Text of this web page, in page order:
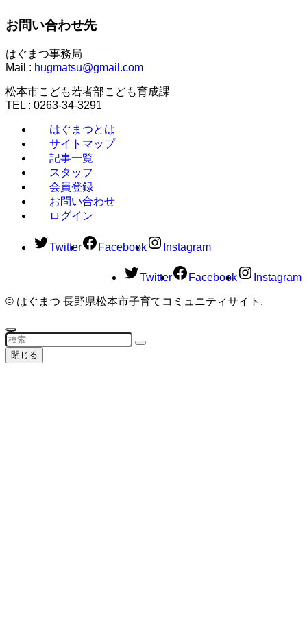
お問い合わせ先
はぐまつ事務局
Mail : hugmatsu@gmail.com
松本市こども若者部こども育成課
TEL : 0263-34-3291
はぐまつとは
サイトマップ
記事一覧
スタッフ
会員登録
お問い合わせ
ログイン
Twitter Facebook Instagram
Twitter Facebook Instagram
© はぐまつ 長野県松本市子育てコミュニティサイト.
閉じる